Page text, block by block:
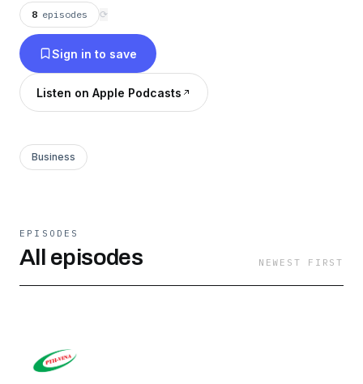
do chính chúng tôi lập trình. Hệ thống không
ngừng được nâng cấp theo thời gian. Đáp ứng
mọi yêu cầu khắt khe nhất của khách hàng.
Website:
https://hethonggiuxethongminhpth.com/
8 episodes ⟳
Sign in to save
Listen on Apple Podcasts
Business
EPISODES
All episodes NEWEST FIRST